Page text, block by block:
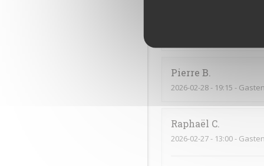
Pierre B
2026-02-28- 19:15 -
Raphaël C
2026-02-27- 13:00 -